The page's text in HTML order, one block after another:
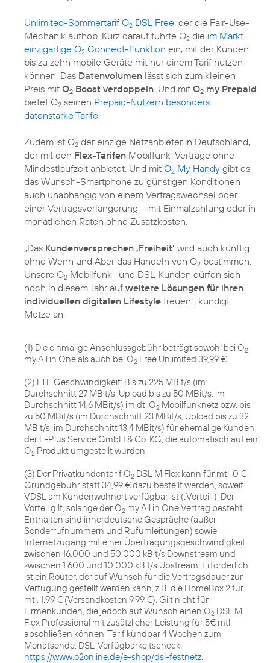
Unlimited-Sommertarif O2 DSL Free, der die Fair-Use-
Mechanik aufhob. Kurz darauf führte O2 die im Markt
einzigartige O2 Connect-Funktion ein, mit der Kunden
bis zu zehn mobile Geräte mit nur einem Tarif nutzen
können. Das Datenvolumen lässt sich zum kleinen
Preis mit O2 Boost verdoppeln . Und mit O2 my Prepaid
bietet O2 seinen Prepaid-Nutzern besonders
datenstarke Tarife
Zudem ist O2 der einzige Netzanbieter in Deutschland,
der mit den Flex-Tarifen Mobilfunk-Verträge ohne
Mindestlaufzeit anbietet. Und mit O2 My Handy gibt es
das Wunsch-Smartphone zu günstigen Konditionen
auch unabhängig von einem Vertragswechsel oder
einer Vertragsverlängerung – mit Einmalzahlung oder in
monatlichen Raten ohne Zusatzkosten.
„Das Kundenversprechen ,Freiheit‘ wird auch künftig
ohne Wenn und Aber das Handeln von O2 bestimmen.
Unsere O2 Mobilfunk- und DSL-Kunden dürfen sich
noch in diesem Jahr auf weitere Lösungen für ihren
individuellen digitalen Lifestyle freuen“, kündigt
Metze an.
(1) Die einmalige Anschlussgebühr beträgt sowohl bei O2
my All in One als auch bei O2 Free Unlimited 39,99 €.
(2) LTE Geschwindigkeit: Bis zu 225 MBit/s (im
Durchschnitt 27 MBit/s; Upload bis zu 50 MBit/s, im
Durchschnitt 14,6 MBit/s) im dt. O2 Mobilfunknetz bzw. bis
zu 50 MBit/s (im Durchschnitt 23 MBit/s; Upload bis zu 32
MBit/s, im Durchschnitt 13,4 MBit/s) für ehemalige Kunden
der E-Plus Service GmbH & Co. KG, die automatisch auf ein
O2 Produkt umgestellt wurden.
(3) Der Privatkundentarif O2 DSL M Flex kann für mtl. 0 €
Grundgebühr statt 34,99 € dazu bestellt werden, soweit
VDSL am Kundenwohnort verfügbar ist („Vorteil“). Der
Vorteil gilt, solange der O2 my All in One Vertrag besteht.
Enthalten sind innerdeutsche Gespräche (außer
Sonderrufnummern und Rufumleitungen) sowie
Internetzugang mit einer Übertragungsgeschwindigkeit
zwischen 16.000 und 50.000 kBit/s Downstream und
zwischen 1.600 und 10.000 kBit/s Upstream. Erforderlich
ist ein Router, der auf Wunsch für die Vertragsdauer zur
Verfügung gestellt werden kann, z.B. die HomeBox 2 für
mtl. 1,99 € (Versandkosten 9,99 €). Gilt nicht für
Firmenkunden, die jedoch auf Wunsch einen O2 DSL M
Flex Professional mit zusätzlicher Leistung für 5€ mtl.
abschließen können. Tarif kündbar 4 Wochen zum
Monatsende. DSL-Verfügbarkeitscheck
https://www.o2online.de/e-shop/dsl-festnetz